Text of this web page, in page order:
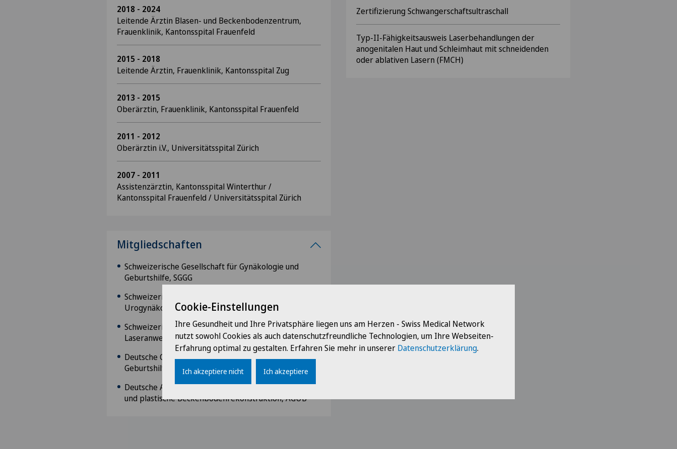
2018 - 2024
Leitende Ärztin Blasen- und Beckenbodenzentrum,
Frauenklinik, Kantonsspital Frauenfeld
2015 - 2018
Leitende Ärztin, Frauenklinik, Kantonsspital Zug
2013 - 2015
Oberärztin, Frauenklinik, Kantonsspital Frauenfeld
2011 - 2012
Oberärztin i.V., Universitätsspital Zürich
2007 - 2011
Assistenzärztin, Kantonsspital Winterthur /
Kantonsspital Frauenfeld / Universitätsspital Zürich
Mitgliedschaften
Schweizerische Gesellschaft für Gynäkologie und
Geburtshilfe, SGGG
Schweizerische Arbeitsgemeinschaft für
Urogynäkologie und Beckenbodenpathologie, AUG
Schweizerische Gesellschaft für medizinische
Laseranwendungen, SGML
Deutsche Gesellschaft für Gynäkologie und
Geburtshilfe, DGGG
Deutsche Arbeitsgemeinschaft für Urogynäkologie
und plastische Beckenbodenrekonstruktion, AGUB
Zertifizierung Schwangerschaftsultraschall
Typ-II-Fähigkeitsausweis Laserbehandlungen der
anogenitalen Haut und Schleimhaut mit schneidenden
oder ablativen Lasern (FMCH)
Cookie-Einstellungen
Ihre Gesundheit und Ihre Privatsphäre liegen uns am Herzen - Swiss Medical Network
nutzt sowohl Cookies als auch datenschutzfreundliche Technologien, um Ihre Webseiten-
Erfahrung optimal zu gestalten. Erfahren Sie mehr in unserer Datenschutzerklärung.
Ich akzeptiere nicht Ich akzeptiere